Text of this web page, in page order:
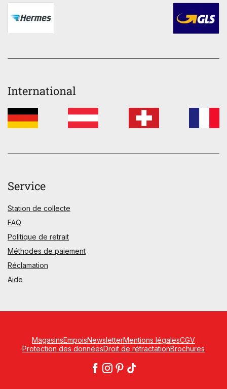
International
Service
Station de collecte
FAQ
Politique de retrait
Méthodes de paiement
Réclamation
Aide
MagasinsEmpoisNewsletterMentions légalesCGV
Protection des donnéesDroit de rétractationBrochures